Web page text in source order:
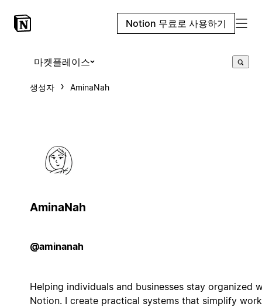
Notion 무료로 사용하기
마켓플레이스
생성자 AminaNah
AminaNah
@aminanah
Helping individuals and businesses stay organized
Notion. I create practical systems that simplify